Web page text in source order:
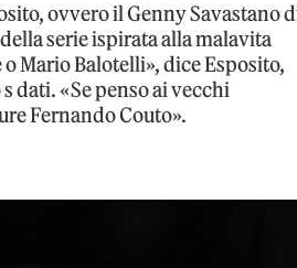
ovvero il Genny Savastano
serie ispirata alla malavita
Mario Balotelli», dice Esposito,
dati. «Se penso ai vecchi
Fernando Couto».